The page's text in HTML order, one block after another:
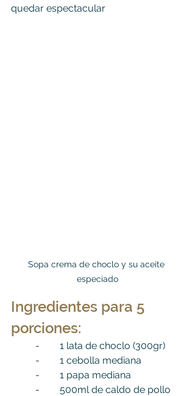
quedar espectacular
Sopa crema de choclo y su aceite
especiado
Ingredientes para 5
porciones:
	- 	1 lata de choclo (300gr)
	-	1 cebolla mediana
	-	1 papa mediana
	-	500ml de caldo de pollo